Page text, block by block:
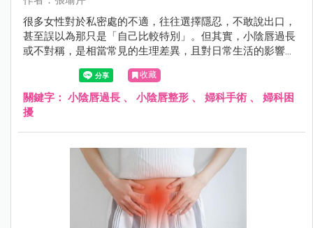
很多女性對於私密處的不適，往往選擇隱忍，不敢說出口，
甚至誤以為那只是「自己比較特別」。但其實，小陰唇過長
或不對稱，是相當常見的生理差異，且對日常生活的影響，
遠比想像中更真實——從運動摩擦的不適、穿著受限，到清
潔困難甚至影響親密關係，都可能悄悄累積成長期壓力。
收藏
關鍵字： 小陰唇過長 、 小陰唇整形 、 婦科手術 、 婦科困
擾